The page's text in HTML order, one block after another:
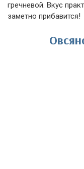
гречневой. Вкус
заметно прибавится!